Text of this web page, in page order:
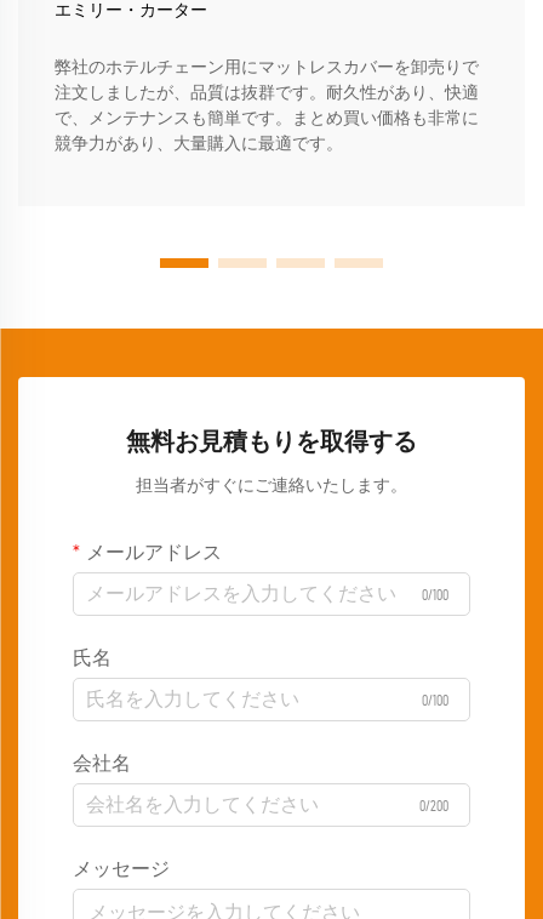
エミリー・カーター
弊社のホテルチェーン用にマットレスカバーを卸売りで
注文しましたが、品質は抜群です。耐久性があり、快適
で、メンテナンスも簡単です。まとめ買い価格も非常に
競争力があり、大量購入に最適です。
無料お見積もりを取得する
担当者がすぐにご連絡いたします。
メールアドレス
0/100
氏名
0/100
会社名
0/200
メッセージ